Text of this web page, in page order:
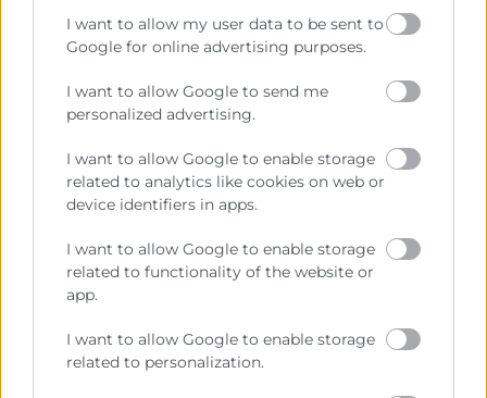
I want to allow my user data to be sent to
Google for online advertising purposes.
I want to allow Google to send me
personalized advertising.
I want to allow Google to enable storage
related to analytics like cookies on web or
device identifiers in apps.
I want to allow Google to enable storage
related to functionality of the website or
app.
I want to allow Google to enable storage
related to personalization.
es necesario – otras tareas adicionales para
complementar la formación.
METODOLOGÍA
La formación online te permiteformarte dónde y
cuándo quieras, es flexible, ya que no existen
horarios predeterminados, es el propio alumno quien
marca cuándo quiere estudiar para lo que tiene a su
disposición El Campus Empresarial Virtual (CVE) , una
plataforma digital basada en dos puntos
alumno y el seguimiento de su aprendizaje por
del tutor